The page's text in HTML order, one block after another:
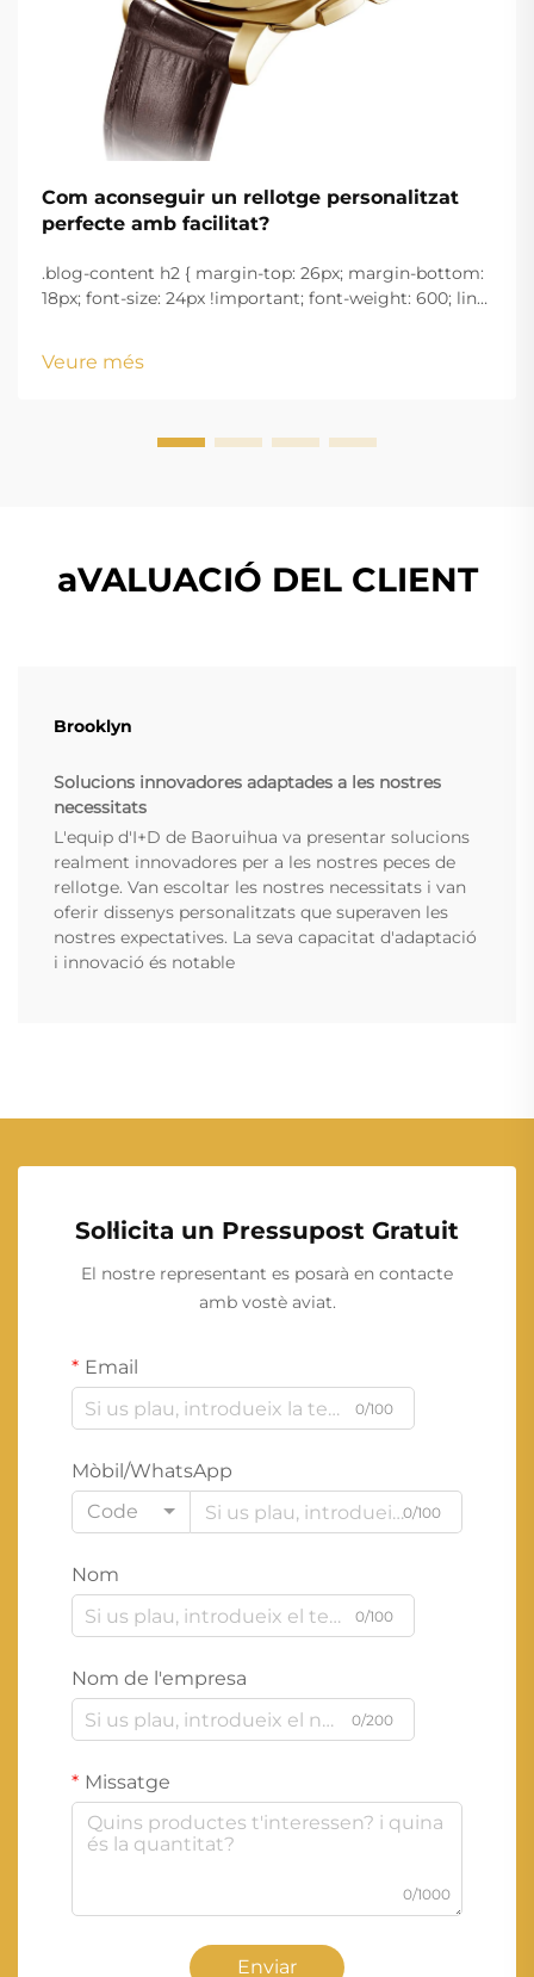
Com aconseguir un rellotge personalitzat
perfecte amb facilitat?
.blog-content h2 { margin-top: 26px; margin-bottom:
18px; font-size: 24px !important; font-weight: 600; line-
w...
Veure més
aVALUACIÓ DEL CLIENT
Brooklyn
Solucions innovadores adaptades a les nostres
necessitats
L'equip d'I+D de Baoruihua va presentar solucions
realment innovadores per a les nostres peces de
rellotge. Van escoltar les nostres necessitats i van
oferir dissenys personalitzats que superaven les
nostres expectatives. La seva capacitat d'adaptació
i innovació és notable
Sol·licita un Pressupost Gratuit
El nostre representant es posarà en contacte
amb vostè aviat.
Email
0/100
Mòbil/WhatsApp
Code
0/100
Nom
0/100
Nom de l'empresa
0/200
Missatge
0/1000
Enviar